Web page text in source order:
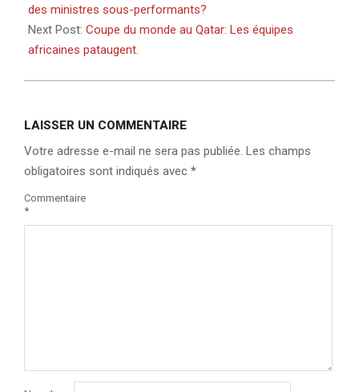
des ministres sous-performants?
Next Post: Coupe du monde au Qatar: Les équipes
africaines pataugent.
LAISSER UN COMMENTAIRE
Votre adresse e-mail ne sera pas publiée. Les champs
obligatoires sont indiqués avec *
Commentaire
*